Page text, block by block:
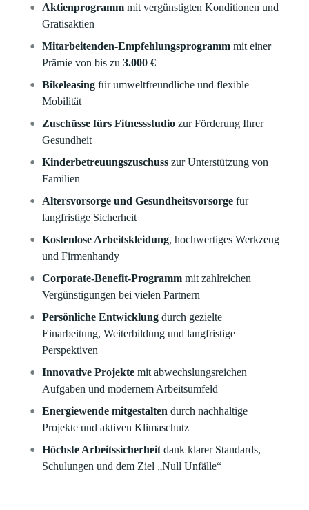
Aktienprogramm mit vergünstigten Konditionen und
Gratisaktien
Mitarbeitenden-Empfehlungsprogramm mit einer
Prämie von bis zu3.000 €
Bikeleasing für umweltfreundliche und flexible
Mobilität
Zuschüsse fürs Fitnessstudio zur Förderung Ihrer
Gesundheit
Kinderbetreuungszuschuss zur Unterstützung von
Familien
Altersvorsorge und Gesundheitsvorsorge für
langfristige Sicherheit
Kostenlose Arbeitskleidung, hochwertiges Werkzeug
und Firmenhandy
Corporate-Benefit-Programm mit zahlreichen
Vergünstigungen bei vielen Partnern
Persönliche Entwicklung durch gezielte
Einarbeitung, Weiterbildung und langfristige
Perspektiven
Innovative Projekte mit abwechslungsreichen
Aufgaben und modernem Arbeitsumfeld
Energiewende mitgestalten durch nachhaltige
Projekte und aktiven Klimaschutz
Höchste Arbeitssicherheit dank klarer Standards,
Schulungen und dem Ziel „Null Unfälle“